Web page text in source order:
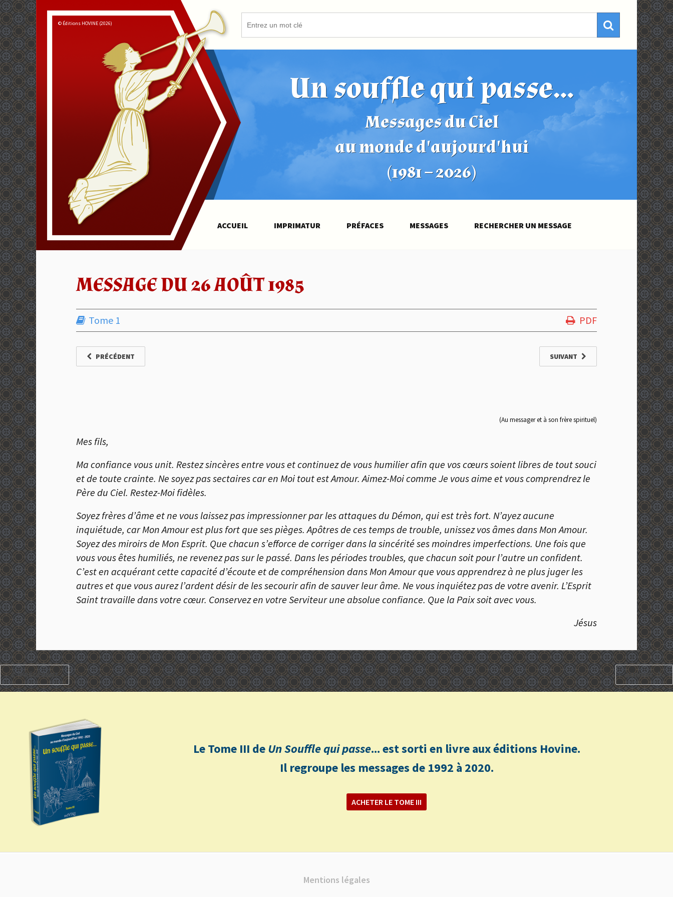
Un souffle qui passe...
Messages du Ciel
au monde d'aujourd'hui
(1981 – 2026)
© Éditions HOVINE (2026)
ACCUEIL IMPRIMATUR PRÉFACES MESSAGES RECHERCHER UN MESSAGE
MESSAGE DU 26 AOÛT 1985
Tome 1 PDF
PRÉCÉDENT SUIVANT
(Au messager et à son frère spirituel)
Mes fils,
Ma confiance vous unit. Restez sincères entre vous et continuez de vous humilier afin que vos cœurs soient libres de tout souci
et de toute crainte. Ne soyez pas sectaires car en Moi tout est Amour. Aimez-Moi comme Je vous aime et vous comprendrez le
Père du Ciel. Restez-Moi fidèles.
Soyez frères d’âme et ne vous laissez pas impressionner par les attaques du Démon, qui est très fort. N’ayez aucune
inquiétude, car Mon Amour est plus fort que ses pièges. Apôtres de ces temps de trouble, unissez vos âmes dans Mon Amour.
Soyez des miroirs de Mon Esprit. Que chacun s’efforce de corriger dans la sincérité ses moindres imperfections. Une fois que
vous vous êtes humiliés, ne revenez pas sur le passé. Dans les périodes troubles, que chacun soit pour l’autre un confident.
C’est en acquérant cette capacité d’écoute et de compréhension dans Mon Amour que vous apprendrez à ne plus juger les
autres et que vous aurez l’ardent désir de les secourir afin de sauver leur âme. Ne vous inquiétez pas de votre avenir. L’Esprit
Saint travaille dans votre cœur. Conservez en votre Serviteur une absolue confiance. Que la Paix soit avec vous.
Jésus
PRÉCÉDENT SUIVANT
Le Tome III deUn Souffle qui passe... est sorti en livre aux éditions Hovine.
Il regroupe les messages de 1992 à 2020.
ACHETER LE TOME III
Mentions légales